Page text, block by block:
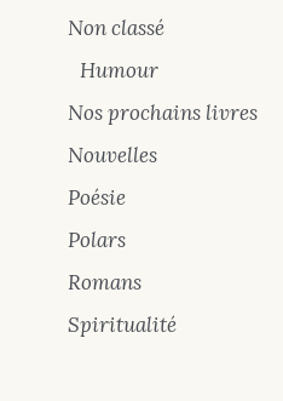
Non classé
Humour
Nos prochains livres
Nouvelles
Poésie
Polars
Romans
Spiritualité